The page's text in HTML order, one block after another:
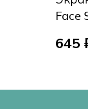
Face
645